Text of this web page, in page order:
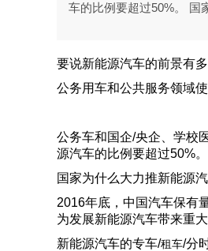
车的比例要超过50%。 国
要说新能源汽车的前景有
公务用车和公共服务领域
公务车和国企/央企、学校
源汽车的比例要超过50%。
国家为什么大力推新能源
2016年底，中国汽车保有
为发展新能源汽车带来重大
新能源汽车的专车/租车/分